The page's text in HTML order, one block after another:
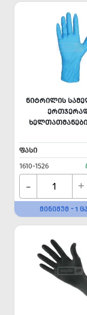
ᲜᲘᲢᲠᲘᲚᲘᲡ
ᲮᲔᲚᲗᲐᲗᲛᲐᲜᲔᲑᲘ
ᲤᲐᲡᲘ
1610-1526
- +
ᲛᲘᲜᲘᲛᲣᲛ - 1